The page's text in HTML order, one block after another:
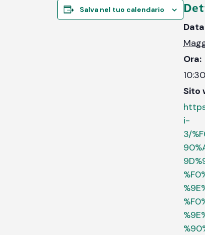
Salva nel tuo calendario
Ora:
Sito
i-
3/